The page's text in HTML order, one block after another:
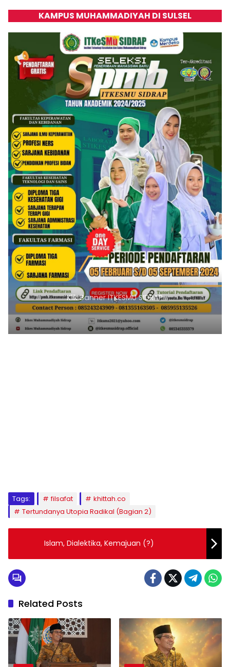
KAMPUS MUHAMMADIYAH DI SULSEL
Klik Banner ITKESMU SIDRAP
Tags: filsafat
khittah.co
Tertundanya Utopia Radikal (Bagian 2)
Islam, Dialektika, Kemajuan (?)
Related Posts